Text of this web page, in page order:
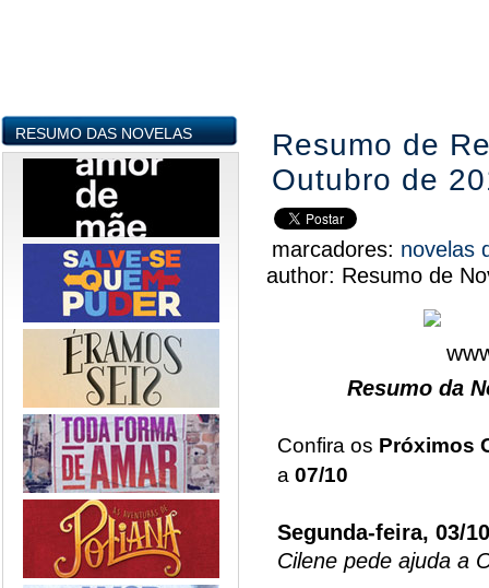
RESUMO DAS NOVELAS
Resumo de
Outubro de
marcadores: novelas
author: Resumo de
Resumo da
Confira os Próximos
a 07/10
Segunda-feira, 03/
Cilene pede ajuda a